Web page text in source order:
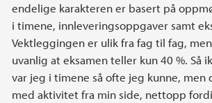
endelige karakteren er basert på
i timene, innleveringsoppgaver samt
Vektleggingen er ulik fra fag til fag,
uvanlig at eksamen teller kun 40 %. Så
var jeg i timene så ofte jeg kunne, men
med aktivitet fra min side, nettopp